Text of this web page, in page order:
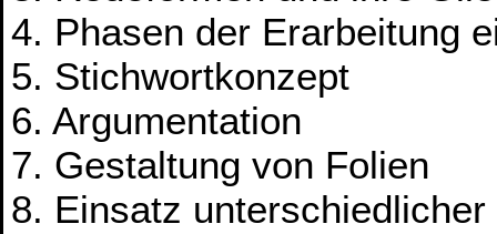
4. Phasen der Erarbeitung
5. Stichwortkonzept
6. Argumentation
7. Gestaltung von Folien
8. Einsatz unterschiedlicher